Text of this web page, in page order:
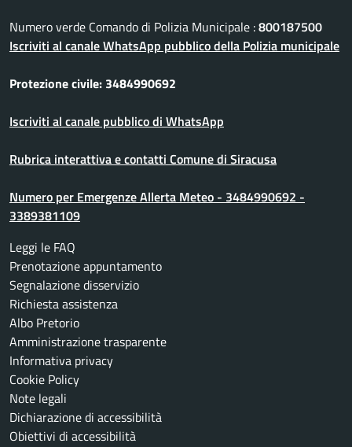
Numero verde Comando di Polizia Municipale :800187500
Iscriviti al canale WhatsApp pubblico della Polizia municipale
Protezione civile: 3484990692
Iscriviti al canale pubblico di WhatsApp
Rubrica interattiva e contatti Comune di Siracusa
Numero per Emergenze Allerta Meteo - 3484990692 -
3389381109
Leggi le FAQ
Prenotazione appuntamento
Segnalazione disservizio
Richiesta assistenza
Albo Pretorio
Amministrazione trasparente
Informativa privacy
Cookie Policy
Note legali
Dichiarazione di accessibilità
Obiettivi di accessibilità